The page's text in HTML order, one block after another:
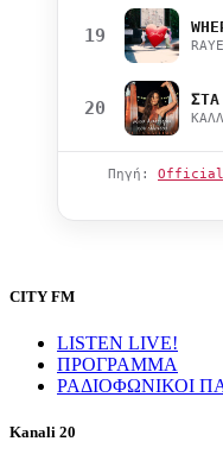
19
20
Πηγή: Official
CITY FM
LISTEN LIVE!
ΠΡΟΓΡΑΜΜΑ
ΡΑΔΙΟΦΩΝΙΚΟΙ
Kanali 20